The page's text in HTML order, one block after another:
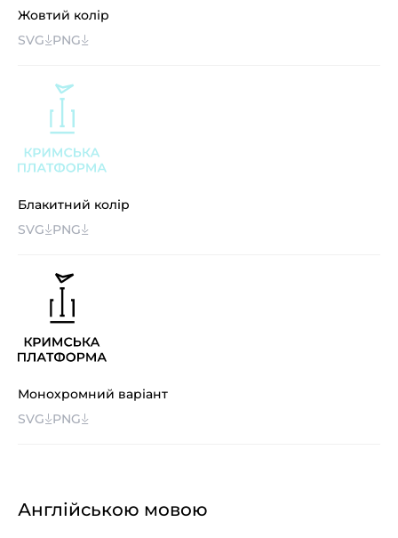
Жовтий колір
SVG
PNG
Блакитний колір
SVG
PNG
Монохромний варіант
SVG
PNG
Англійською мовою